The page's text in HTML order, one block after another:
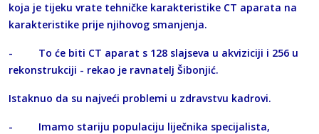
koja je tijeku vrate tehničke karakteristike CT aparata na
karakteristike prije njihovog smanjenja.
- To će biti CT aparat s 128 slajseva u akviziciji i 256 u
rekonstrukciji - rekao je ravnatelj Šibonjić.
Istaknuo da su najveći problemi u zdravstvu kadrovi.
- Imamo stariju populaciju liječnika specijalista,